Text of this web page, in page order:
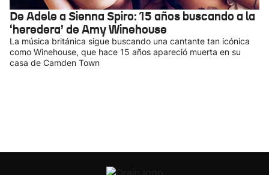
De Adele a Sienna Spiro: 15 años buscando a la
‘heredera’ de Amy Winehouse
La música británica sigue buscando una cantante tan icónica
como Winehouse, que hace 15 años apareció muerta en su
casa de Camden Town